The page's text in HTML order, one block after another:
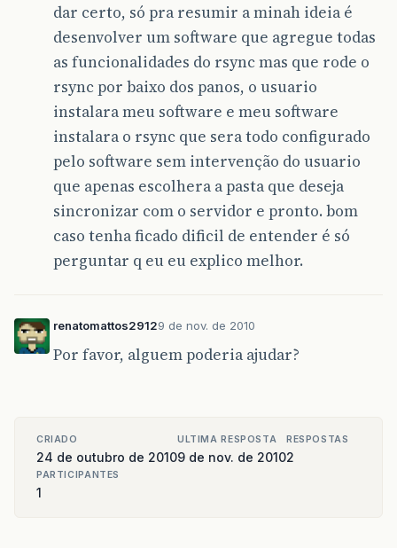
dar certo, só pra resumir a minah ideia é
desenvolver um software que agregue todas
as funcionalidades do rsync mas que rode o
rsync por baixo dos panos, o usuario
instalara meu software e meu software
instalara o rsync que sera todo configurado
pelo software sem intervenção do usuario
que apenas escolhera a pasta que deseja
sincronizar com o servidor e pronto. bom
caso tenha ficado dificil de entender é só
perguntar q eu eu explico melhor.
renatomattos29129 de nov. de 2010
Por favor, alguem poderia ajudar?
CRIADO
24 de outubro de 2010
ULTIMA RESPOSTA
9 de nov. de 2010
RESPOSTAS
2
PARTICIPANTES
1